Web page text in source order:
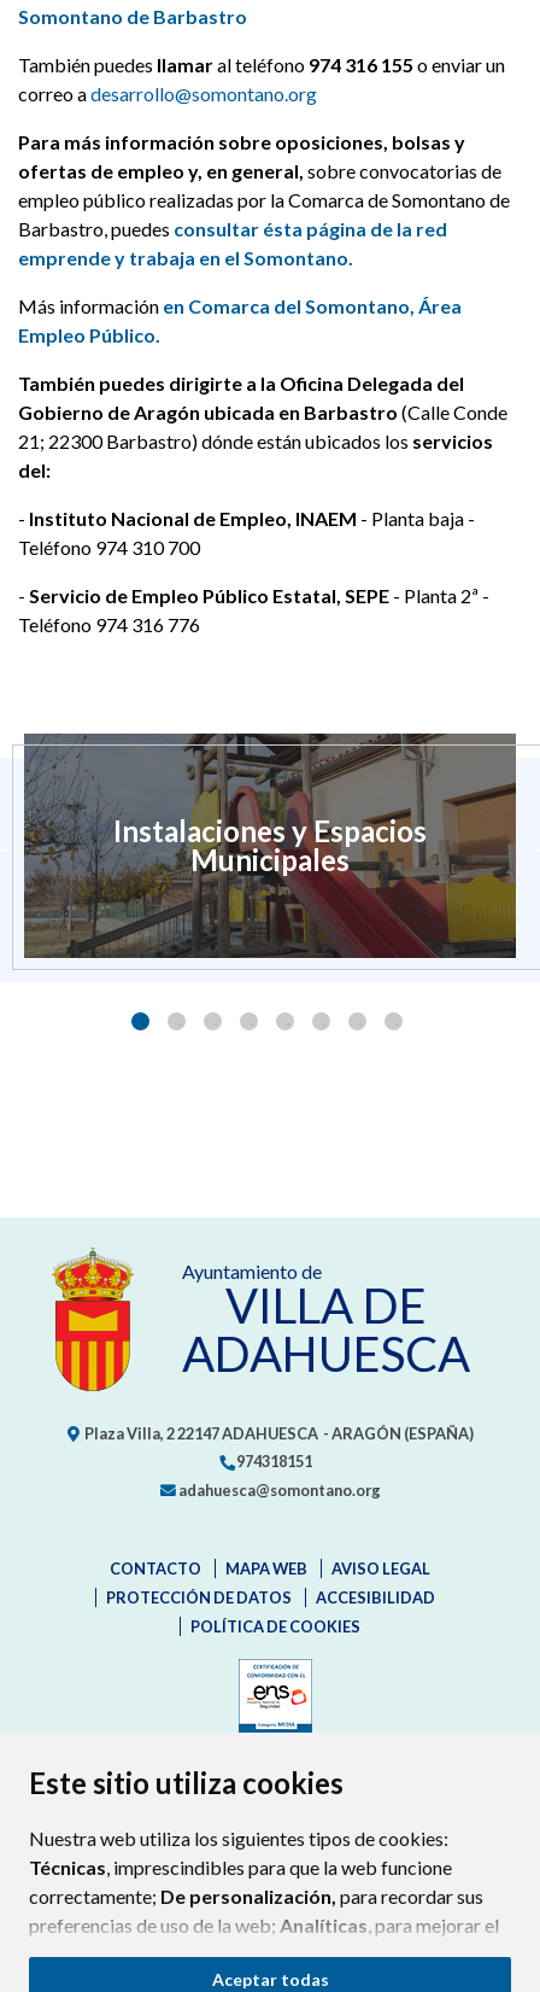
Este sitio utiliza cookies
Nuestra web utiliza los siguientes tipos de cookies:
Técnicas, imprescindibles para que la web funcione
correctamente; De personalización, para recordar sus
preferencias de uso de la web; Analíticas, para mejorar el
funcionamiento de la web y sus servicios.
Aceptar todas
Somontano de Barbastro
También puedes llamaral teléfono 974 316 155 o enviar un
correo adesarrollo@somontano.org
Para más información sobre oposiciones, bolsas y
ofertas de empleo y, en general, sobre convocatorias de
empleo público realizadas por la Comarca de Somontano de
Barbastro, puedes consultar ésta página de la red
emprende y trabaja en el Somontano.
Más información en Comarca del Somontano, Área
Empleo Público.
También puedes dirigirte a la Oficina Delegada del
Gobierno de Aragón ubicada en Barbastro (Calle Conde
21; 22300 Barbastro) dónde están ubicados los servicios
del:
- Instituto Nacional de Empleo, INAEM - Planta baja -
Teléfono 974 310 700
- Servicio de Empleo Público Estatal, SEPE - Planta 2ª -
Teléfono 974 316 776
Instalaciones y Espacios
Municipales
Ayuntamiento de
VILLA DE
ADAHUESCA
Plaza Villa, 222147ADAHUESCA - ARAGÓN (ESPAÑA)
974318151
adahuesca@somontano.org
CONTACTO MAPA WEB
AVISO LEGAL
PROTECCIÓN DE DATOS
ACCESIBILIDAD
POLÍTICA DE COOKIES